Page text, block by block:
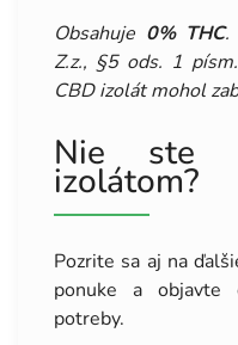
Obsahuje 0% THC.
Z.z., §5 ods. 1
CBD izolát mohol
Nie ste
izolátom?
Pozrite sa aj na
ponuke a objavte
potreby.